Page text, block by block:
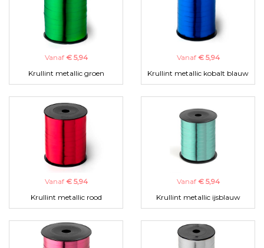
Vanaf € 5,94
Krullint metallic groen
Vanaf € 5,94
Krullint metallic kobalt blauw
Vanaf € 5,94
Krullint metallic rood
Vanaf € 5,94
Krullint metallic ijsblauw